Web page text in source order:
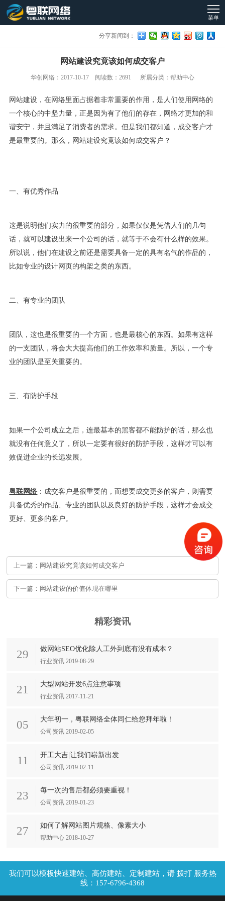
菜单
分享新闻到：
网站建设究竟该如何成交客户
华创网络：2017-10-17 阅读数：2691 所属分类：帮助中心
网站建设，在网络里面占据着非常重要的作用，是人们使用网络的
一个核心的中坚力量，正是因为有了他们的存在，网络才更加的和
谐安宁，并且满足了消费者的需求。但是我们都知道，成交客户才
是最重要的。那么，网站建设究竟该如何成交客户？
一、有优秀作品
这是说明他们实力的很重要的部分，如果仅仅是凭借人们的几句
话，就可以建设出来一个公司的话，就等于不会有什么样的效果。
所以说，他们在建设之前还是需要具备一定的具有名气的作品的，
比如专业的设计网页的构架之类的东西。
二、有专业的团队
团队，这也是很重要的一个方面，也是最核心的东西。如果有这样
的一支团队，将会大大提高他们的工作效率和质量。所以，一个专
业的团队是至关重要的。
三、有防护手段
如果一个公司成立之后，连最基本的黑客都不能防护的话，那么也
就没有任何意义了，所以一定要有很好的防护手段，这样才可以有
效促进企业的长远发展。
粤联网络 ：成交客户是很重要的，而想要成交更多的客户，则需要
具备优秀的作品、专业的团队以及良好的防护手段，这样才会成交
更好、更多的客户。
上一篇：网站建设究竟该如何成交客户
下一篇：网站建设的价值体现在哪里
精彩资讯
29 做网站SEO优化除人工外到底有没有成本？
行业资讯 2019-08-29
21 大型网站开发6点注意事项
行业资讯 2017-11-21
05 大年初一，粤联网络全体同仁给您拜年啦！
公司资讯 2019-02-05
11 开工大吉|让我们崭新出发
公司资讯 2019-02-11
23 每一次的售后都必须要重视！
公司资讯 2019-01-23
27 如何了解网站图片规格、像素大小
帮助中心 2018-10-27
拨打 服务热
线：157-6796-4368